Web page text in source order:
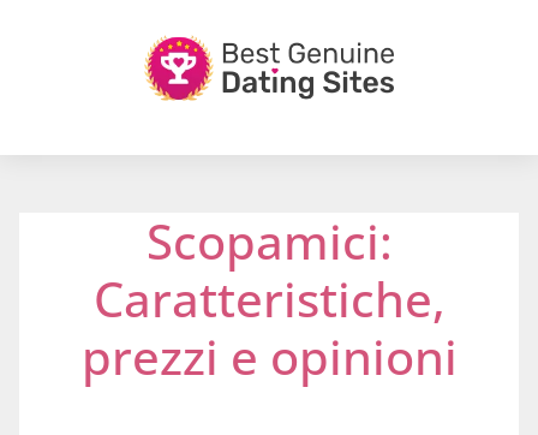
Scopamici:
Caratteristiche,
prezzi e opinioni